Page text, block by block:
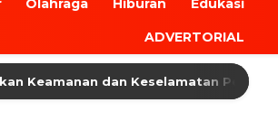
Olahraga Hiburan Edukasi
ADVERTORIAL
dan Keselamatan